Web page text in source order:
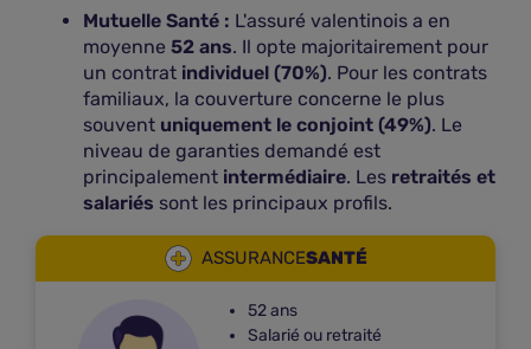
Agence APRIL SANTE
À 0,04 km
avenue Félix Faure
26000 VALENCE
Voir les offres
Plus d'infos
ASSURANCESANTÉ
52 ans
Salarié ou retraité
Mutuelle Santé : L'assuré valentinois a en
moyenne 52 ans. Il opte majoritairement pour
un contrat individuel (70%). Pour les contrats
familiaux, la couverture concerne le plus
souvent uniquement le conjoint (49%). Le
niveau de garanties demandé est
principalement intermédiaire. Les retraités et
salariés sont les principaux profils.